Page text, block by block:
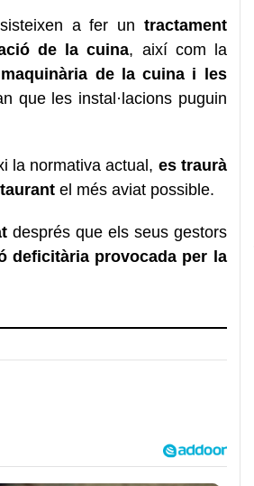
a fer un tractament
de la cuina, així com la
de la cuina i les
que les instal·lacions puguin
la normativa actual, es traurà
el més aviat possible.
després que els seus gestors
deficitària provocada per la